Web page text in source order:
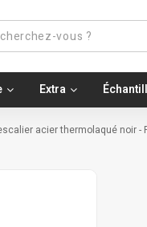
Extra
acier thermolaqué noir -